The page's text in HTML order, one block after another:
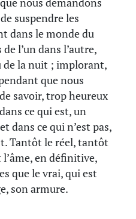
suspendre les
dans le monde du
l’un dans l’autre,
la nuit ; implorant,
que nous
savoir, trop heureux
ce qui est, un
dans ce qui n’est pas,
Tantôt le réel, tantôt
en définitive,
que le vrai, qui est
son armure.